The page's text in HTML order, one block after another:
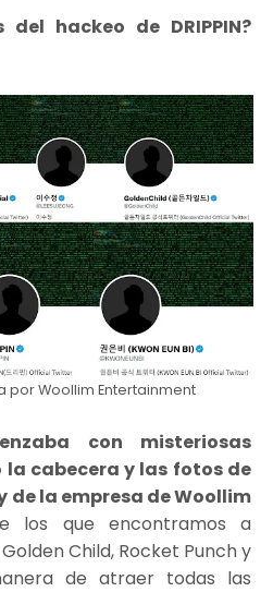
del hackeo de DRIPPIN?
por Woollim Entertainment
con misteriosas
cabecera y las fotos de
de la empresa de Woollim
los que encontramos a
Golden Child, Rocket Punch y
de atraer todas las